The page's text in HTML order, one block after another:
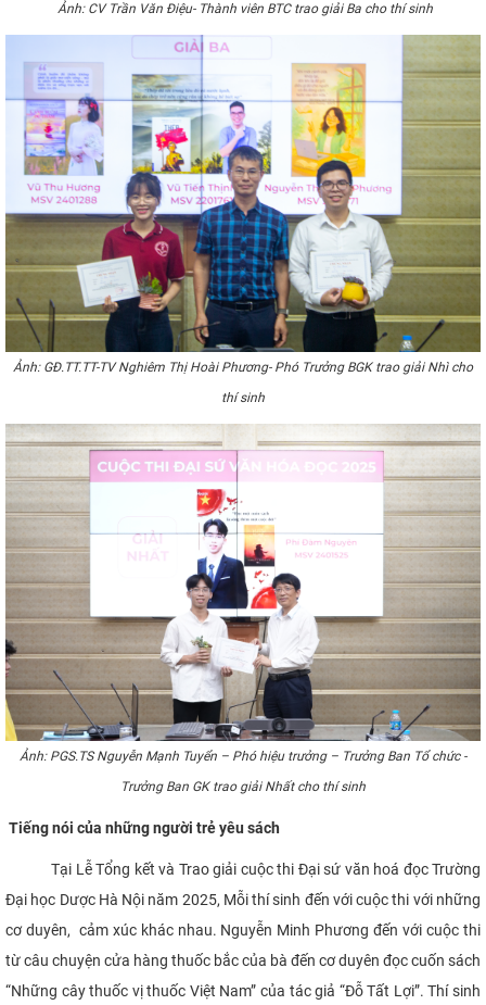
Ảnh: CV Trần Văn Điệu- Thành viên BTC trao giải Ba cho thí sinh
Ảnh: GĐ.TT.TT-TV Nghiêm Thị Hoài Phương- Phó Trưởng BGK trao giải Nhì cho
thí sinh
Ảnh: PGS.TS Nguyễn Mạnh Tuyển – Phó hiệu trưởng – Trưởng Ban Tổ chức -
Trưởng Ban GK trao giải Nhất cho thí sinh
Tiếng nói của những người trẻ yêu sách
Tại Lễ Tổng kết và Trao giải cuộc thi Đại sứ văn hoá đọc Trường
Đại học Dược Hà Nội năm 2025, Mỗi thí sinh đến với cuộc thi với những
cơ duyên, cảm xúc khác nhau. Nguyễn Minh Phương đến với cuộc thi
từ câu chuyện cửa hàng thuốc bắc của bà đến cơ duyên đọc cuốn sách
“Những cây thuốc vị thuốc Việt Nam” của tác giả “Đỗ Tất Lợi”. Thí sinh